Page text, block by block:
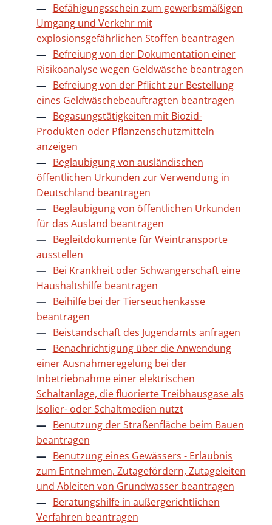
Befähigungsschein zum gewerbsmäßigen
Umgang und Verkehr mit
explosionsgefährlichen Stoffen beantragen
Befreiung von der Dokumentation einer
Risikoanalyse wegen Geldwäsche beantragen
Befreiung von der Pflicht zur Bestellung
eines Geldwäschebeauftragten beantragen
Begasungstätigkeiten mit Biozid-
Produkten oder Pflanzenschutzmitteln
anzeigen
Beglaubigung von ausländischen
öffentlichen Urkunden zur Verwendung in
Deutschland beantragen
Beglaubigung von öffentlichen Urkunden
für das Ausland beantragen
Begleitdokumente für Weintransporte
ausstellen
Bei Krankheit oder Schwangerschaft eine
Haushaltshilfe beantragen
Beihilfe bei der Tierseuchenkasse
beantragen
Beistandschaft des Jugendamts anfragen
Benachrichtigung über die Anwendung
einer Ausnahmeregelung bei der
Inbetriebnahme einer elektrischen
Schaltanlage, die fluorierte Treibhausgase als
Isolier- oder Schaltmedien nutzt
Benutzung der Straßenfläche beim Bauen
beantragen
Benutzung eines Gewässers - Erlaubnis
zum Entnehmen, Zutagefördern, Zutageleiten
und Ableiten von Grundwasser beantragen
Beratungshilfe in außergerichtlichen
Verfahren beantragen